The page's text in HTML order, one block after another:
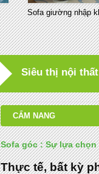
Sofa giường nhập
Siêu thị nội
CẨM NANG
Sofa góc : Sự lựa
Thực tế, bất kỳ